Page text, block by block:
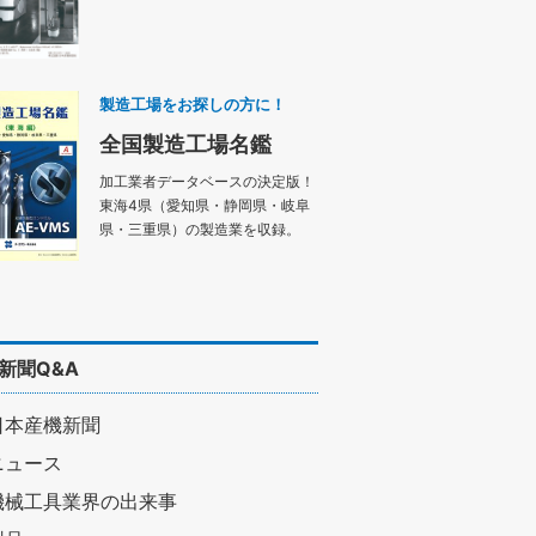
製造工場をお探しの方に！
全国製造工場名鑑
加工業者データベースの決定版！
東海4県（愛知県・静岡県・岐阜
県・三重県）の製造業を収録。
聞Q&A
本産機新聞
ュース
械工具業界の出来事